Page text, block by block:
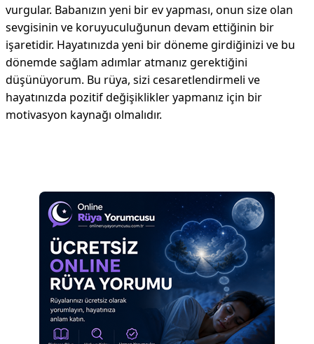
vurgular. Babanızın yeni bir ev yapması, onun size olan
sevgisinin ve koruyuculuğunun devam ettiğinin bir
işaretidir. Hayatınızda yeni bir döneme girdiğinizi ve bu
dönemde sağlam adımlar atmanız gerektiğini
düşünüyorum. Bu rüya, sizi cesaretlendirmeli ve
hayatınızda pozitif değişiklikler yapmanız için bir
motivasyon kaynağı olmalıdır.